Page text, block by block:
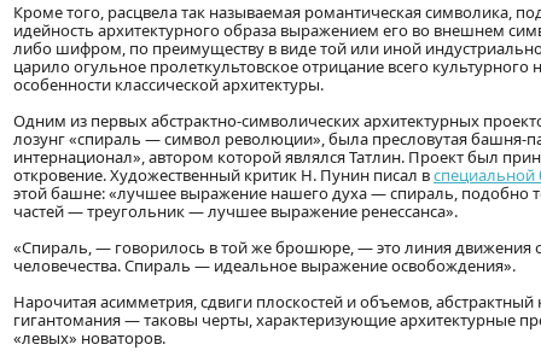
Кроме того, расцвела так называемая романтическая символика,
идейность архитектурного образа выражением его во внешнем
либо шифром, по преимуществу в виде той или иной
царило огульное пролеткультовское отрицание всего культурного
особенности классической архитектуры.
Одним из первых абстрактно-символических архитектурных
лозунг «спираль — символ революции», была пресловутая башня-
интернационал», автором которой являлся Татлин. Проект был
откровение. Художественный критик Н. Пунин писал в
этой башне: «лучшее выражение нашего духа — спираль, подобно
частей — треугольник — лучшее выражение ренессанса».
«Спираль, — говорилось в той же брошюре, — это линия движения
человечества. Спираль — идеальное выражение освобождения».
Нарочитая асимметрия, сдвиги плоскостей и объемов,
гигантомания — таковы черты, характеризующие архитектурные
«левых» новаторов.